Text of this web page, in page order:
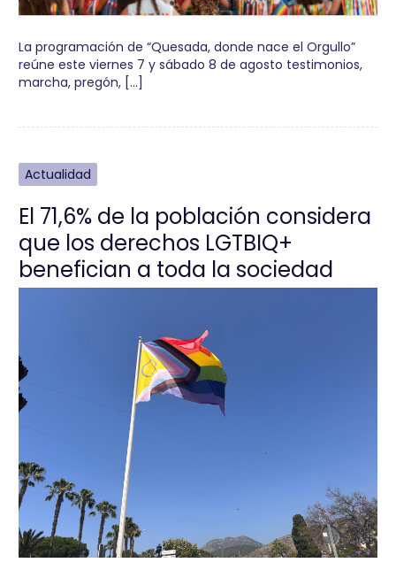
La programación de “Quesada, donde nace el Orgullo”
reúne este viernes 7 y sábado 8 de agosto testimonios,
marcha, pregón, […]
Actualidad
El 71,6% de la población considera
que los derechos LGTBIQ+
benefician a toda la sociedad